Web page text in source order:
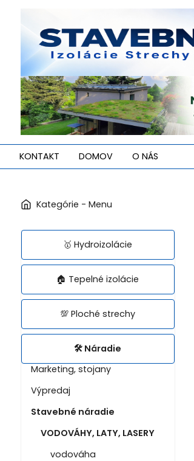
KONTAKT DOMOV O NÁS
🥇 Hydroizolácie
🏠 Tepelné izolácie
💯 Ploché strechy
🛠️ Náradie
Marketing, stojany
Výpredaj
Stavebné náradie
VODOVÁHY, LATY, LASERY
vodováha